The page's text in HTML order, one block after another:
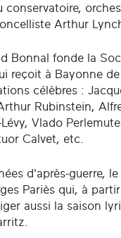
conservatoire,
Arthur
Bonnal fonde la
reçoit à Bayonne
célèbres :
Rubinstein,
Lévy, Vlado
Calvet, etc.
d'après-guerre,
Pariès qui, à
aussi la saison